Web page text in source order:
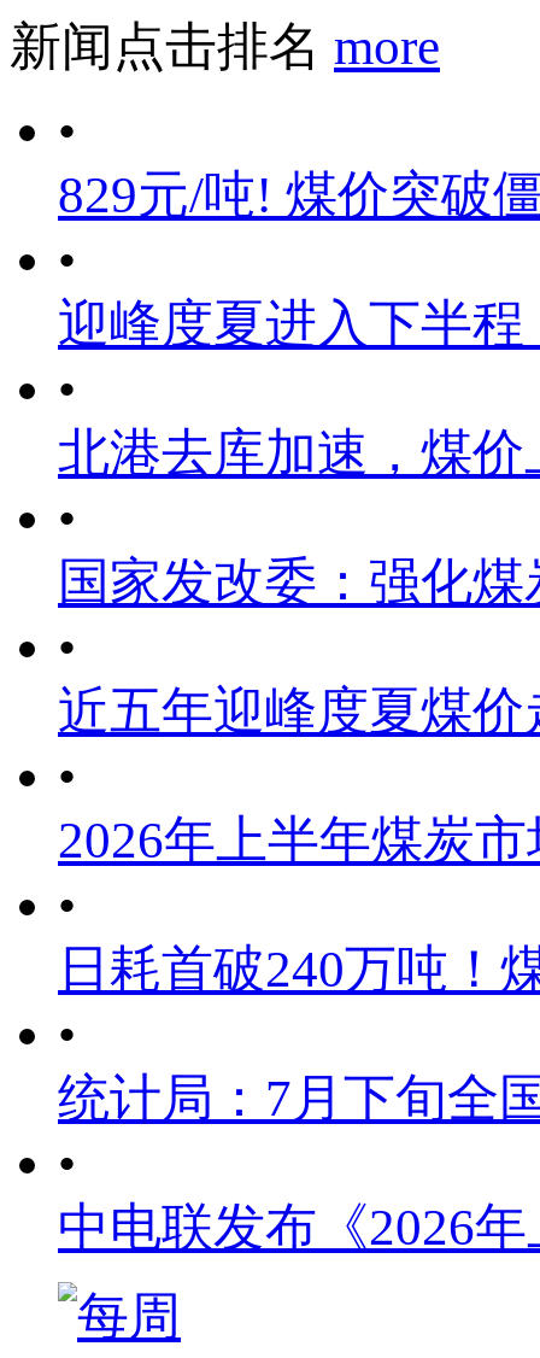
新闻点击排名 more
•
829元/吨! 煤价突破
•
迎峰度夏进入下半
•
北港去库加速，煤
•
国家发改委：强化
•
近五年迎峰度夏煤价
•
2026年上半年煤炭
•
日耗首破240万吨！
•
统计局：7月下旬全
•
中电联发布《2026